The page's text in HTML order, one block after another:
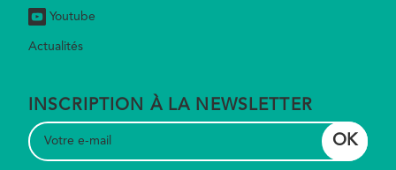
Youtube
Actualités
INSCRIPTION À LA NEWSLETTER